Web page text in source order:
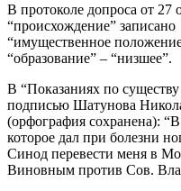
В протоколе допроса от 27
“происхождение”
“имущественное
“образование” – “низшее”.
В “Показаниях по
подписью Шатунова
(орфография сохранена):
которое дал при болезни
Синод перевести меня в
Виновным против Сов.